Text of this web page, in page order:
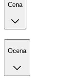
Cena
Ocena